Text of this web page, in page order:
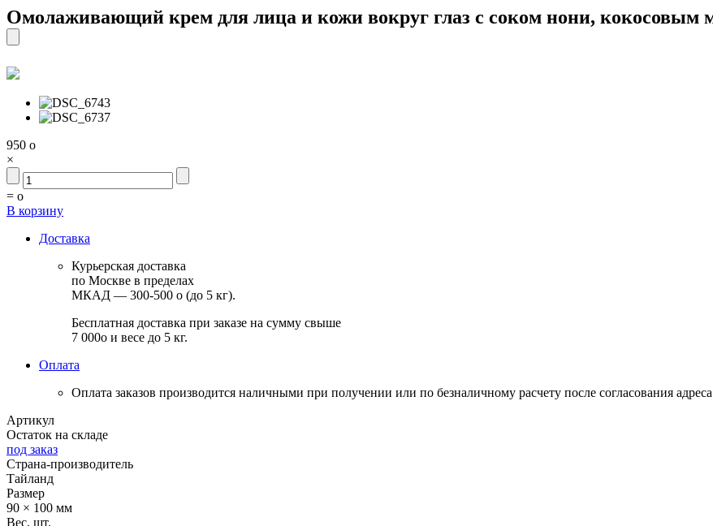
Омолаживающий крем для лица и кожи вокруг глаз с соком нони, кокосовым
950 o
×
= o
В корзину
Доставка
Курьерская доставка
по Москве в пределах
МКАД — 300-500 o (до 5 кг).
Бесплатная доставка при заказе на сумму свыше
7 000o и весе до 5 кг.
Оплата
Оплата заказов производится наличными при получении или по безналичному расчету после согласования
Артикул
Остаток на складе
под заказ
Страна-производитель
Тайланд
Размер
90 × 100 мм
Вес, шт.